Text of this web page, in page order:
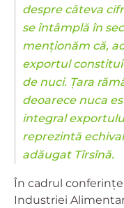
despre câteva
se întâmplă în
menționăm că,
exportul
de nuci. Țara
deoarece nuca
integral
reprezintă
adăugat Tîrsînă.
În cadrul
Industriei